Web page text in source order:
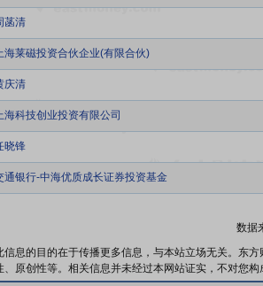
菡清
海莱磁投资合伙企业(有限合伙)
庆清
海科技创业投资有限公司
晓锋
通银行-中海优质成长证券投资基金
数据
信息的目的在于传播更多信息，与本站立场无关。东
原创性等。相关信息并未经过本网站证实，不对您